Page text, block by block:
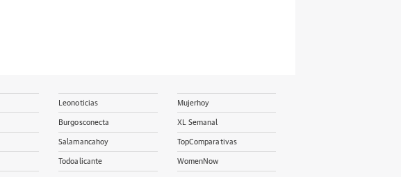
Leonoticias
Burgosconecta
Salamancahoy
Todoalicante
Mujerhoy
XL Semanal
TopComparativas
WomenNow